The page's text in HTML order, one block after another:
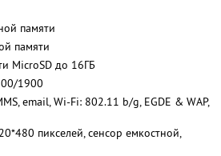
памяти
памяти
MicroSD до 16ГБ
1900
email, Wi-Fi: 802.11 b/g, EGDE & WAP,
пикселей, сенсор емкостной,